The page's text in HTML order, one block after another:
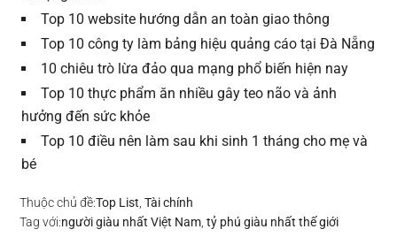
Top 10 website hướng dẫn an toàn giao thông
Top 10 công ty làm bảng hiệu quảng cáo tại Đà Nẵng
10 chiêu trò lừa đảo qua mạng phổ biến hiện nay
Top 10 thực phẩm ăn nhiều gây teo não và ảnh
hưởng đến sức khỏe
Top 10 điều nên làm sau khi sinh 1 tháng cho mẹ và
bé
Thuộc chủ đề:Top List ,Tài chính
Tag với:người giàu nhất Việt Nam ,tỷ phú giàu nhất thế giới